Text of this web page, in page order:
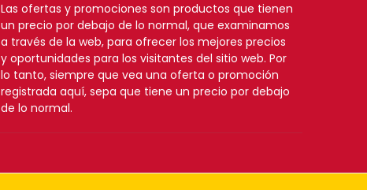
Las ofertas y promociones son productos que tienen
un precio por debajo de lo normal, que examinamos
a través de la web, para ofrecer los mejores precios
y oportunidades para los visitantes del sitio web. Por
lo tanto, siempre que vea una oferta o promoción
registrada aquí, sepa que tiene un precio por debajo
de lo normal.